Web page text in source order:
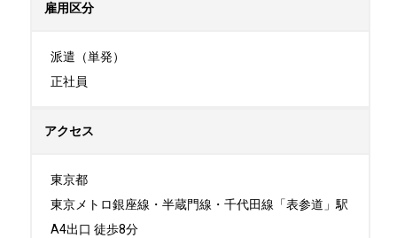
雇用区分
派遣（単発）
正社員
アクセス
東京都
東京メトロ銀座線・半蔵門線・千代田線「表参道」駅
A4出口 徒歩8分